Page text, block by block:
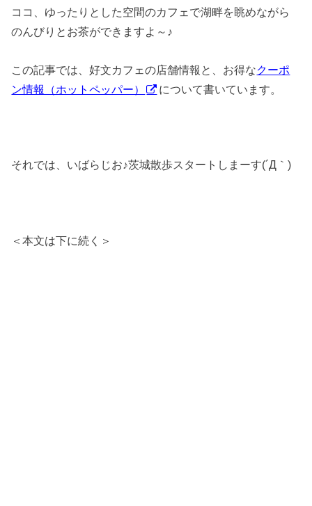
ココ、ゆったりとした空間のカフェで湖畔を眺めながら
のんびりとお茶ができますよ～♪
この記事では、好文カフェの店舗情報と、お得なクーポ
ン情報（ホットペッパー）
について書いています。
それでは、いばらじお♪茨城散歩スタートしまーす(´Д｀)
＜本文は下に続く＞